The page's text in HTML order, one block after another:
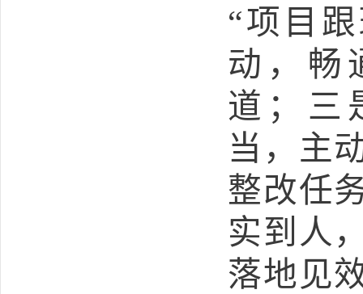
“项目
动，畅
道；三
当，主
整改任
实到人
落地见